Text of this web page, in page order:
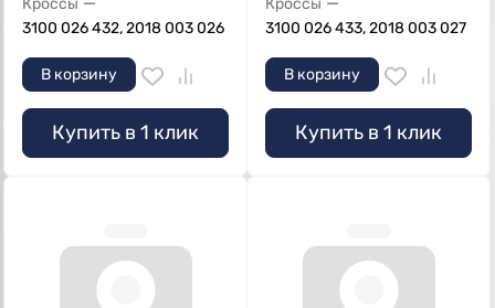
3100 026 432, 2018 003 026
В корзину
Купить в 1 клик
3100 026 433, 2018 003 027
В корзину
Купить в 1 клик